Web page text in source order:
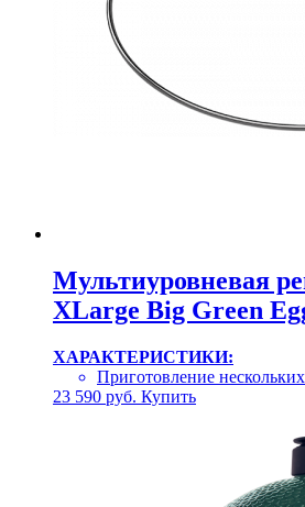
Мультиуровневая
XLarge Big Green
ХАРАКТЕРИСТИКИ:
Приготовление
23 590 руб. Купить